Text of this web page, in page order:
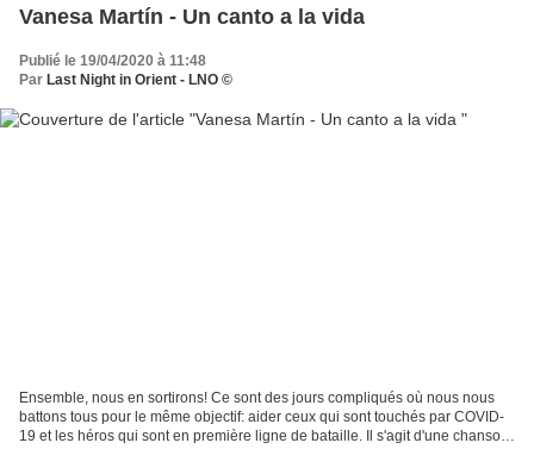
Vanesa Martín - Un canto a la vida
Publié le 19/04/2020 à 11:48
Par Last Night in Orient - LNO ©
Ensemble, nous en sortirons! Ce sont des jours compliqués où nous nous
battons tous pour le même objectif: aider ceux qui sont touchés par COVID-
19 et les héros qui sont en première ligne de bataille. Il s'agit d'une chanson